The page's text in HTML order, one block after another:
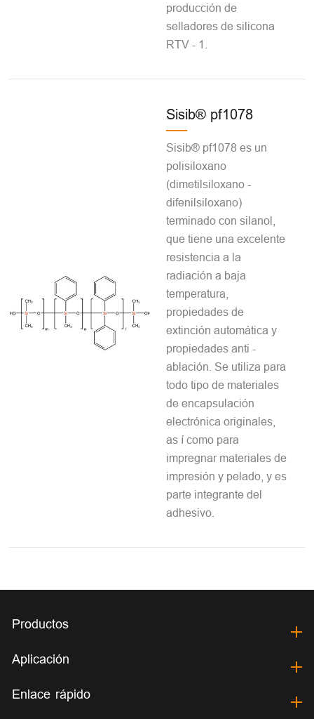
producción de
selladores de silicona
RTV - 1.
Sisib® pf1078
Sisib® pf1078 es un
polisiloxano
(dimetilsiloxano -
difenilsiloxano)
terminado con silanol,
que tiene una excelente
resistencia a la
radiación a baja
temperatura,
propiedades de
extinción automática y
propiedades anti -
ablación. Se utiliza para
todo tipo de materiales
de encapsulación
electrónica originales,
as í como para
impregnar materiales de
impresión y pelado, y es
parte integrante del
adhesivo.
Productos
Aplicación
Enlace rápido